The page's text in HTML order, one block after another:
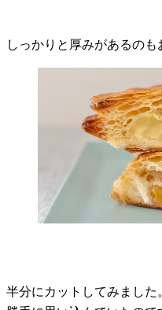
しっかりと厚みがあるのも
半分にカットしてみました